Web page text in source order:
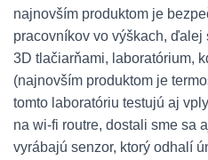
najnovším produktom je
pracovníkov vo výškach,
3D tlačiarňami, laboratórium,
(najnovším produktom je
tomto laboratóriu testujú aj
na wi-fi routre, dostali sme sa
vyrábajú senzor, ktorý odhalí